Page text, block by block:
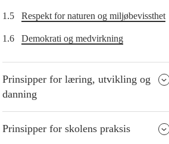
1.5 Respekt for naturen og miljøbevissthet
1.6 Demokrati og medvirkning
Prinsipper for læring, utvikling og
danning
Prinsipper for skolens praksis